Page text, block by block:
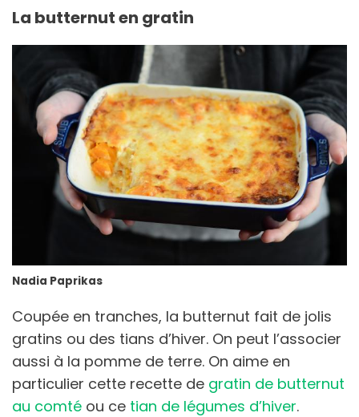
La butternut en gratin
Nadia Paprikas
Coupée en tranches, la butternut fait de jolis
gratins ou des tians d’hiver. On peut l’associer
aussi à la pomme de terre. On aime en
particulier cette recette de gratin de butternut
au comté ou ce tian de légumes d’hiver.